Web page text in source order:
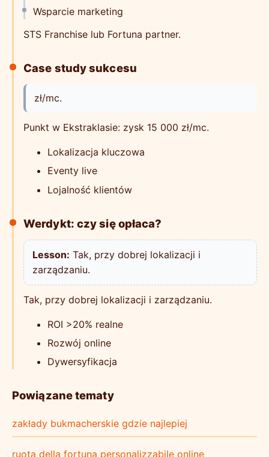
Wsparcie marketing
STS Franchise lub Fortuna partner.
Case study sukcesu
zł/mc.
Punkt w Ekstraklasie: zysk 15 000 zł/mc.
Lokalizacja kluczowa
Eventy live
Lojalność klientów
Werdykt: czy się opłaca?
Lesson: Tak, przy dobrej lokalizacji i
zarządzaniu.
Tak, przy dobrej lokalizacji i zarządzaniu.
ROI >20% realne
Rozwój online
Dywersyfikacja
Powiązane tematy
zakłady bukmacherskie gdzie najlepiej
ruota della fortuna personalizzabile online